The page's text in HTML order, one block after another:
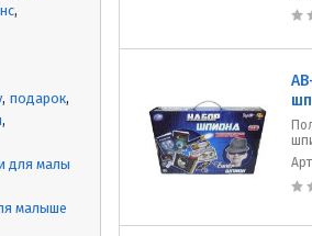
подарок
для малы
малыше